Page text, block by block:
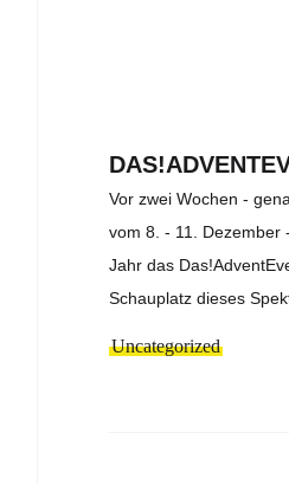
Vor zwei Wochen -
vom 8. - 11. Dezember
Jahr das
Schauplatz dieses
Uncategorized